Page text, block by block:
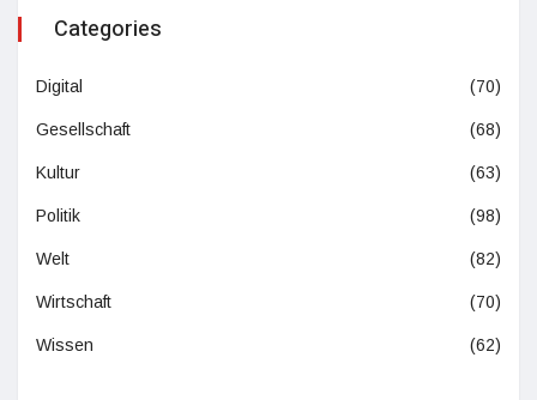
Categories
Digital (70)
Gesellschaft (68)
Kultur (63)
Politik (98)
Welt (82)
Wirtschaft (70)
Wissen (62)